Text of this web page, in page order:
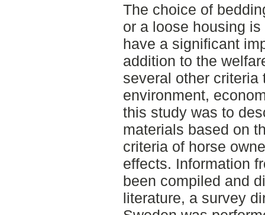
The choice of
or a loose housing
have a significant
addition to the
several other
environment,
this study was to
materials based on
criteria of horse
effects. Information
been compiled and
literature, a survey